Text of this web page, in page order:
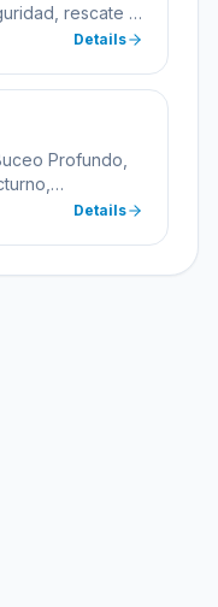
rescate y
para
Details
Profundo,
Submarina y
Details